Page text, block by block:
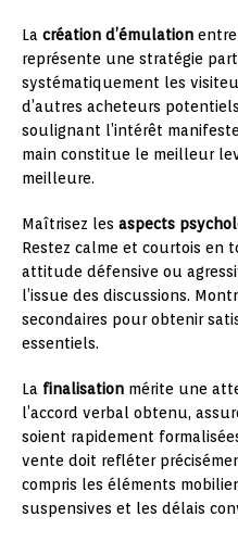
La création d’émulation
représente une stratégie
systématiquement les
d’autres acheteurs
soulignant l’intérêt
main constitue le meilleur
meilleure.
Maîtrisez les aspects
Restez calme et courtois en
attitude défensive ou
l’issue des discussions.
secondaires pour obtenir
essentiels.
La finalisation mérite une
l’accord verbal obtenu,
soient rapidement
vente doit refléter
compris les éléments
suspensives et les délais